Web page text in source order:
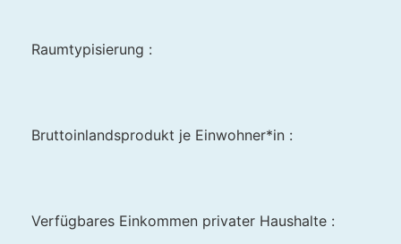
Raumtypisierung :
Bruttoinlandsprodukt je Einwohner*in :
Verfügbares Einkommen privater Haushalte :